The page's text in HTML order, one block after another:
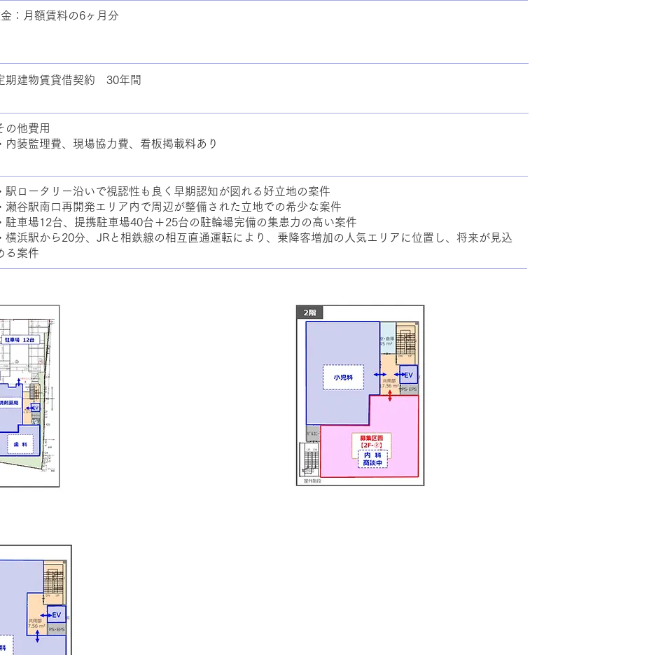
：月額賃料の6ヶ月分
期建物賃貸借契約 30年間
の他費用
内装監理費、現場協力費、看板掲載料あり
駅ロータリー沿いで視認性も良く早期認知が図れる好立地の案件
瀬谷駅南口再開発エリア内で周辺が整備された立地での希少な案件
駐車場12台、提携駐車場40台＋25台の駐輪場完備の集患力の高い案件
横浜駅から20分、JRと相鉄線の相互直通運転により、乗降客増加の人気エリアに位置し、将来が見込
る案件